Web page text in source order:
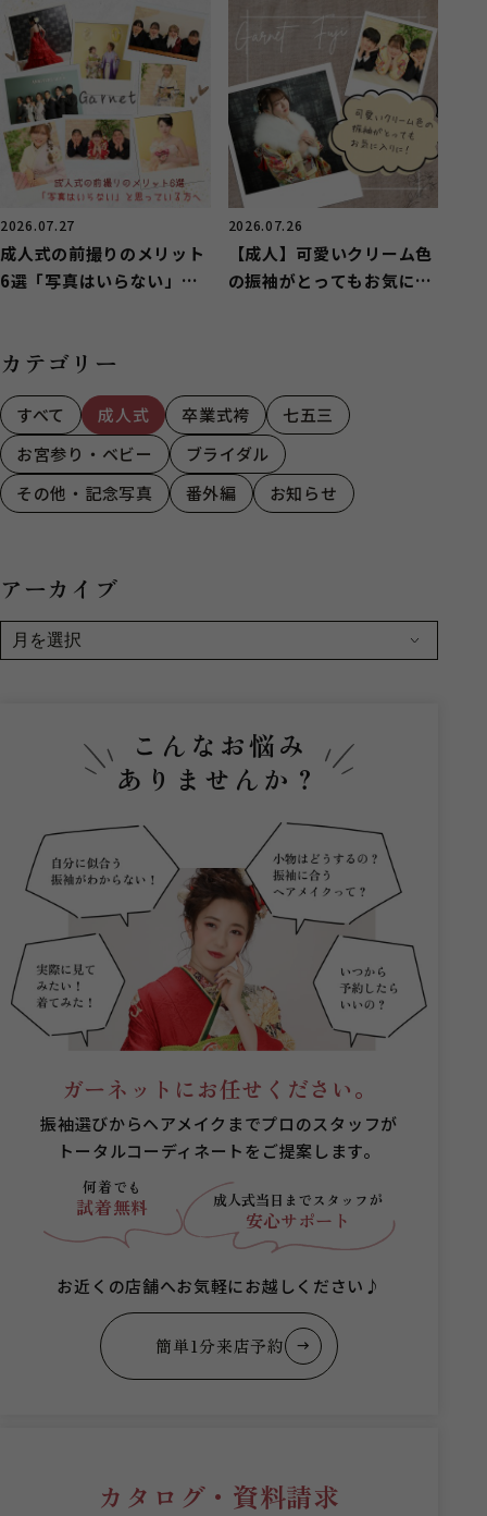
【富士市厚原】
2026.07.27
成人式の前撮りのメリット
6選「写真はいらない」と
2026.07.26
【成人】可愛いクリーム色
の振袖がとってもお気に入
カテゴリー
すべて 成人式 卒業式袴
七五三
お宮参り・ベビー
ブライダル
その他・記念写真
番外編 お知らせ
アーカイブ
こんなお悩み
ありませんか？
ガーネットにお任せください。
振袖選びからヘアメイクまでプロのスタッフが
トータルコーディネートをご提案します。
何着でも
試着無料 成人式当日までスタッフが
安心サポート
お近くの店舗へお気軽にお越しください♪
簡単1分来店予約
カタログ・資料請求